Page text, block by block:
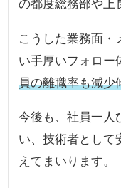
の都度総務部や上
こうした業務面・
い手厚いフォロー
員の離職率も減少
今後も、社員一人
い、技術者として
えてまいります。